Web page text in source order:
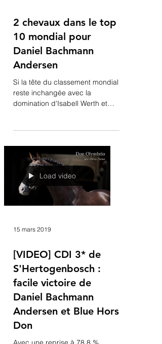
1 avr. 2019
2 chevaux dans le top
10 mondial pour
Daniel Bachmann
Andersen
reste inchangée avec la
Weihegold OLD, suivies de
Laura Graves et...
15 mars 2019
[VIDEO] CDI 3* de
S'Hertogenbosch :
facile victoire de
Daniel Bachmann